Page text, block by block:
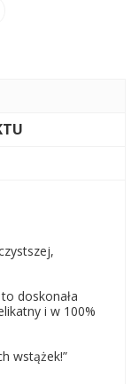
doskonała
i w 100%
wstążek!”